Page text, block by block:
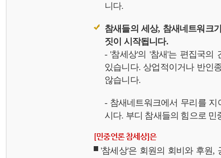
니다.
참새들의 세상, 참새네트워크
짓이 시작됩니다.
- '참세상'의 '참새'는 편집국의
있습니다. 상업적이거나 반인
않습니다.
- 참새네트워크에서 무리를
시다. 부디 참새들의 힘으로 민
[민중언론 참세상]은
'참세상'은 회원의 회비와 후원,